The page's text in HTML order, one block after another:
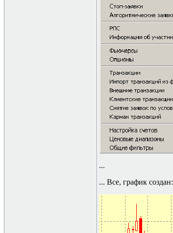
...
... Все, график создан: